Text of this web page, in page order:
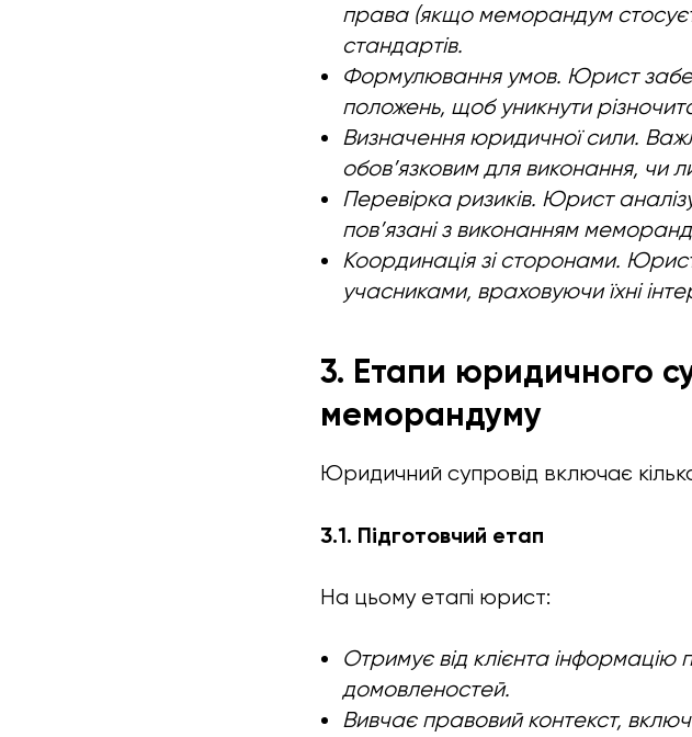
права (якщо меморандум
стандартів.
Формулювання умов. Юрист
положень, щоб уникнути
Визначення юридичної сили.
обов’язковим для виконання, чи
Перевірка ризиків. Юрист
пов’язані з виконанням
Координація зі сторонами.
учасниками, враховуючи їхні
3. Етапи юридичного
меморандуму
Юридичний супровід включає
3.1. Підготовчий етап
На цьому етапі юрист:
Отримує від клієнта
домовленостей.
Вивчає правовий контекст,